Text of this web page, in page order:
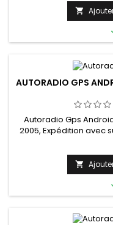

AUTORADIO GPS
Autoradio Gps
2005, Expédition avec
vous
